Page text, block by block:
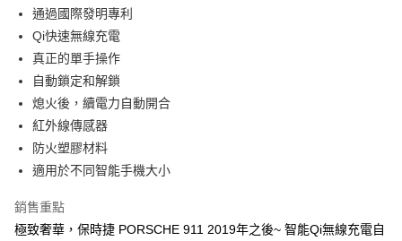
上海商業儲蓄銀行
國泰世華商業銀行
臺灣中小企業銀行
匯豐（台灣）商業銀行
聯邦商業銀行
元大商業銀行
玉山商業銀行
台新國際商業銀行
台灣樂天信用卡公司
LINE Pay
Apple Pay
街口支付
Google Pay
ATM付款
通過國際發明專利
Qi快速無線充電
真正的單手操作
自動鎖定和解鎖
熄火後，續電力自動開合
紅外線傳感器
防火塑膠材料
適用於不同智能手機大小
銷售重點
極致奢華，保時捷 PORSCHE 911 2019年之後~ 智能Qi無線充電自